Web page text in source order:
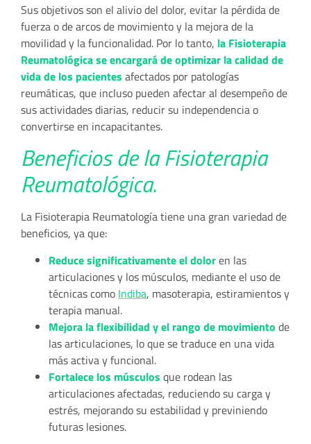
Sus objetivos son el alivio del dolor, evitar la pérdida de
fuerza o de arcos de movimiento y la mejora de la
movilidad y la funcionalidad. Por lo tanto, la Fisioterapia
Reumatológica se encargará de optimizar la calidad de
vida de los pacientes afectados por patologías
reumáticas, que incluso pueden afectar al desempeño de
sus actividades diarias, reducir su independencia o
convertirse en incapacitantes.
Beneficios de la Fisioterapia
Reumatológica.
La Fisioterapia Reumatología tiene una gran variedad de
beneficios, ya que:
Reduce significativamente el doloren las
articulaciones y los músculos, mediante el uso de
técnicas como Indiba, masoterapia, estiramientos y
terapia manual.
Mejora la flexibilidad y el rango de movimiento de
las articulaciones, lo que se traduce en una vida
más activa y funcional.
Fortalece los músculos que rodean las
articulaciones afectadas, reduciendo su carga y
estrés, mejorando su estabilidad y previniendo
futuras lesiones.